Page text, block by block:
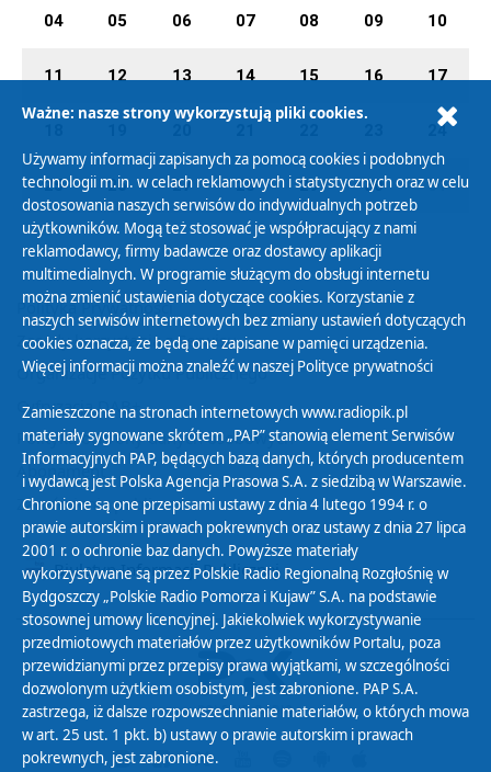
04 05 06 07 08 09 10
11 12 13 14 15 16 17
24
25 26 27 28 29 30 01
Polityka Prywatności
Zasady korzystania z Serwisu
Organizacje Pożytku Publicznego
Cyfryzacja DAB+
Polityka ochrony danych osobowych
Abonament
Zamówienia publiczne
Biuletyn Informacji Publicznej
Ważne: nasze strony wykorzystują pliki cookies.
Używamy informacji zapisanych za pomocą cookies i podobnych
technologii m.in. w celach reklamowych i statystycznych oraz w celu
dostosowania naszych serwisów do indywidualnych potrzeb
użytkowników. Mogą też stosować je współpracujący z nami
reklamodawcy, firmy badawcze oraz dostawcy aplikacji
multimedialnych. W programie służącym do obsługi internetu
można zmienić ustawienia dotyczące cookies. Korzystanie z
naszych serwisów internetowych bez zmiany ustawień dotyczących
cookies oznacza, że będą one zapisane w pamięci urządzenia.
Więcej informacji można znaleźć w naszej Polityce prywatności
Zamieszczone na stronach internetowych www.radiopik.pl
materiały sygnowane skrótem „PAP” stanowią element Serwisów
Informacyjnych PAP, będących bazą danych, których producentem
i wydawcą jest Polska Agencja Prasowa S.A. z siedzibą w Warszawie.
Chronione są one przepisami ustawy z dnia 4 lutego 1994 r. o
prawie autorskim i prawach pokrewnych oraz ustawy z dnia 27 lipca
2001 r. o ochronie baz danych. Powyższe materiały
wykorzystywane są przez Polskie Radio Regionalną Rozgłośnię w
Bydgoszczy „Polskie Radio Pomorza i Kujaw” S.A. na podstawie
stosownej umowy licencyjnej. Jakiekolwiek wykorzystywanie
przedmiotowych materiałów przez użytkowników Portalu, poza
przewidzianymi przez przepisy prawa wyjątkami, w szczególności
dozwolonym użytkiem osobistym, jest zabronione. PAP S.A.
zastrzega, iż dalsze rozpowszechnianie materiałów, o których mowa
w art. 25 ust. 1 pkt. b) ustawy o prawie autorskim i prawach
pokrewnych, jest zabronione.